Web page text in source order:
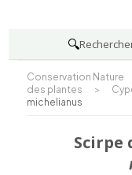
🔍
Conservation Nature
des plantes
>
michelianus
Scirpe